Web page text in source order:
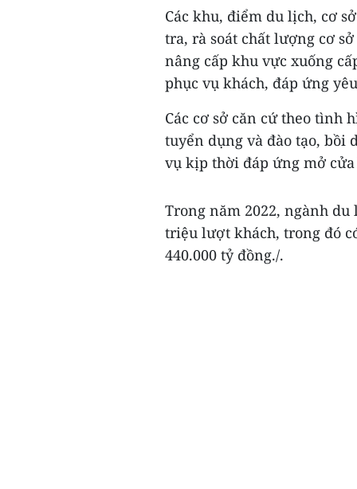
Các khu, điểm du lịch, cơ
tra, rà soát chất lượng cơ
nâng cấp khu vực xuống
phục vụ khách, đáp ứng
Các cơ sở căn cứ theo tình
tuyển dụng và đào tạo, bồi
vụ kịp thời đáp ứng mở
Trong năm 2022, ngành
triệu lượt khách, trong đó
440.000 tỷ đồng./.